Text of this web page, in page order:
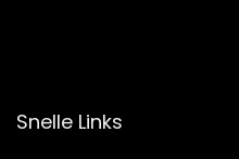
Snelle Links